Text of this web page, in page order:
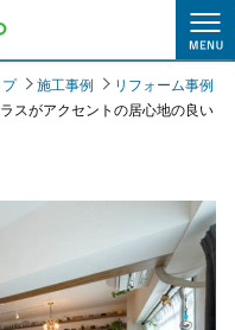
施工事例
リフォーム事例
スがアクセントの居心地の良い